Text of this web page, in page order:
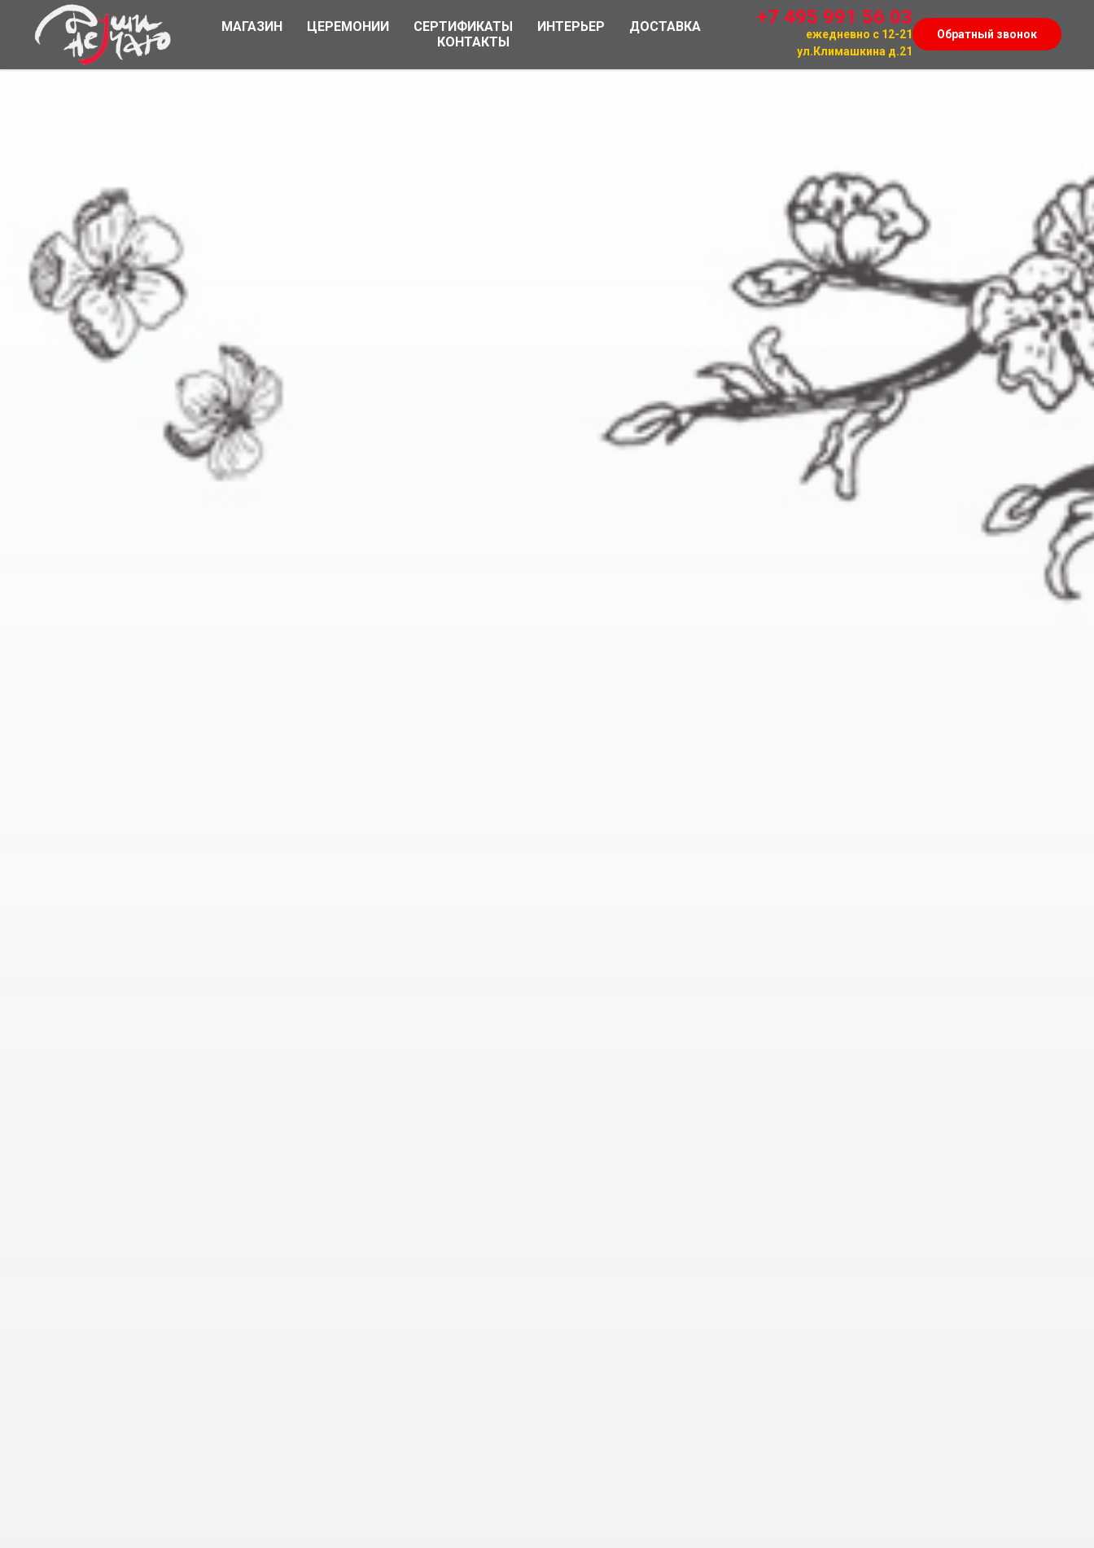
МАГАЗИН ЦЕРЕМОНИИ СЕРТИФИКАТЫ ИНТЕРЬЕР
ДОСТАВКА
КОНТАКТЫ
+7 495 991 56 03
ежедневно с 12-21
ул.Климашкина д.21
Обратный звонок